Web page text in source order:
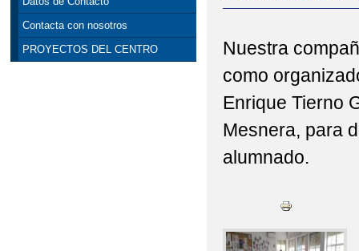
PLAN DE IGUALDAD
Contacta con nosotros
PROYECTOS DEL CENTRO
Nuestra
como
Enrique Tierno
Mesnera, para
alumnado.